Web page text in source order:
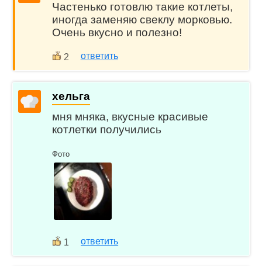
Частенько готовлю такие котлеты,
иногда заменяю свеклу морковью.
Очень вкусно и полезно!
2 ответить
хельга
мня мняка, вкусные красивые
котлетки получились
Фото
1 ответить